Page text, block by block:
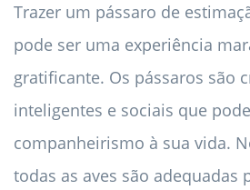
Trazer um pássaro de
pode ser uma experiência
gratificante. Os pássaros são
inteligentes e sociais que
companheirismo à sua vida.
todas as aves são adequadas